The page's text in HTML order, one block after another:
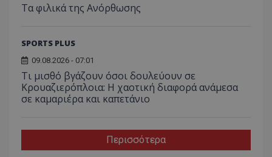
Τα φιλικά της Ανόρθωσης
SPORTS PLUS
09.08.2026 - 07:01
Τι μισθό βγάζουν όσοι δουλεύουν σε
Κρουαζιερόπλοια: Η χαοτική διαφορά ανάμεσα
σε καμαριέρα και καπετάνιο
Περισσότερα